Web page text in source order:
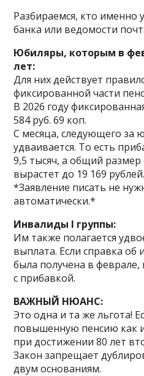
Разбираемся, кто именно
банка или ведомости
Юбиляры, которым в
лет:
Для них действует
фиксированной части
В 2026 году
584 руб. 69 коп.
С месяца, следующего за
удваивается. То есть
9,5 тысяч, а общий
вырастет до 19 169 рублей.
*Заявление писать не
автоматически.*
Инвалиды I группы:
Им также полагается
выплата. Если справка об
была получена в
с прибавкой.
ВАЖНЫЙ НЮАНС:
Это одна и та же льгота!
повышенную пенсию как
при достижении 80 лет
Закон запрещает
двум основаниям.